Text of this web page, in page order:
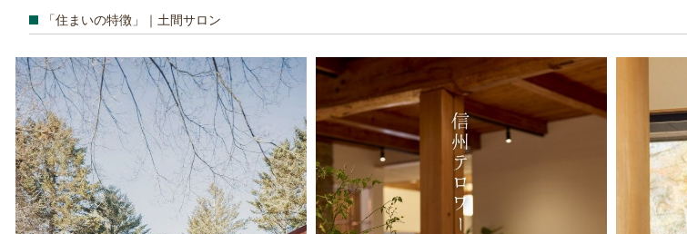
「住まいの特徴」｜土間サロン